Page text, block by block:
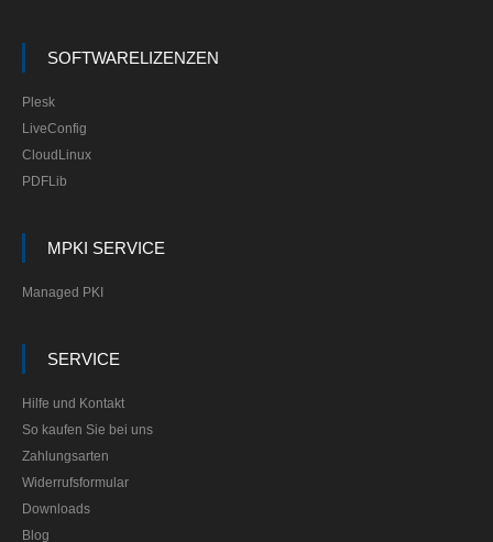
SOFTWARELIZENZEN
Plesk
LiveConfig
CloudLinux
PDFLib
MPKI SERVICE
Managed PKI
SERVICE
Hilfe und Kontakt
So kaufen Sie bei uns
Zahlungsarten
Widerrufsformular
Downloads
Blog